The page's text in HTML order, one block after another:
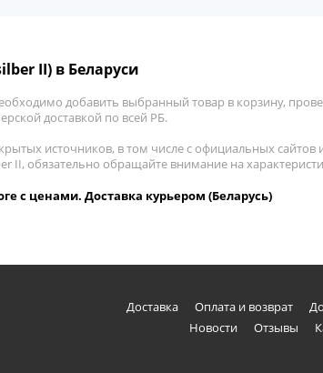
II) в Беларуси
добавить выбранный товар в корзину,
доставкой по всей РБ.
источников, в том числе с официальных сайтов
II, обязательно обращайте внимание на
с ценами. Доставка курьером (Беларусь)
Доставка Оплата и возврат
Новости
Отзывы